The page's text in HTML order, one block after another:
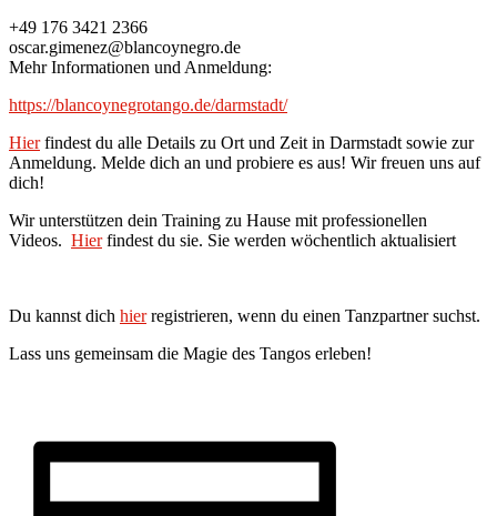
+49 176 3421 2366
oscar.gimenez@blancoynegro.de
Mehr Informationen und Anmeldung:
https://blancoynegrotango.de/darmstadt/
Hierfindest du alle Details zu Ort und Zeit in Darmstadt sowie zur
Anmeldung. Melde dich an und probiere es aus! Wir freuen uns auf
dich!
Wir unterstützen dein Training zu Hause mit professionellen
Videos. Hierfindest du sie. Sie werden wöchentlich aktualisiert
Du kannst dich hierregistrieren, wenn du einen Tanzpartner suchst.
Lass uns gemeinsam die Magie des Tangos erleben!